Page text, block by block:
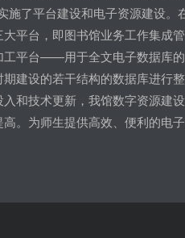
了平台建设和电子资源建设。
平台，即图书馆业务工作集
平台——用于全文电子数据库
建设的若干结构的数据库进行
和技术更新，我馆数字资源建
。为师生提供高效、便利的电